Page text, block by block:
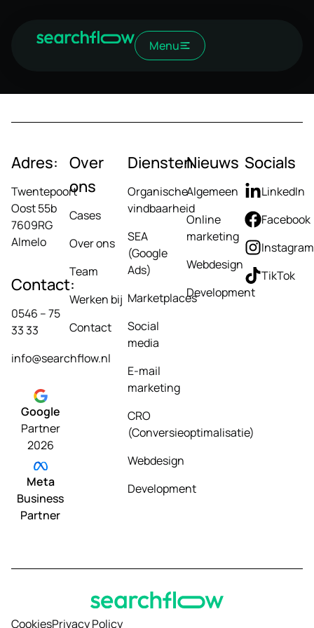
Menu
Adres:
Twentepoort
Oost 55b
7609RG
Almelo
Contact:
0546 – 75
33 33
info@searchflow.nl
Google
Partner
2026
Meta
Business
Partner
Over
ons
Cases
Over ons
Team
Werken bij
Contact
Diensten
Organische
vindbaarheid
SEA
(Google
Ads)
Marketplaces
Social
media
E-mail
marketing
CRO
(Conversieoptimalisatie)
Webdesign
Development
Nieuws
Algemeen
Online
marketing
Webdesign
Development
Socials
LinkedIn
Facebook
Instagram
TikTok
CookiesPrivacy Policy